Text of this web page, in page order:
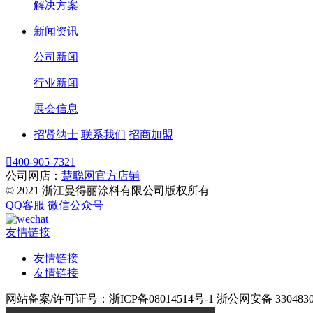
解决方案
新闻资讯
公司新闻
行业新闻
展会信息
招贤纳士 联系我们 招商加盟
400-905-7321
公司网店： 慧聪网官方店铺
© 2021 浙江曼得丽涂料有限公司版权所有
QQ客服 微信公众号
友情链接
友情链接
友情链接
网站备案/许可证号：浙ICP备08014514号-1 浙公网安备